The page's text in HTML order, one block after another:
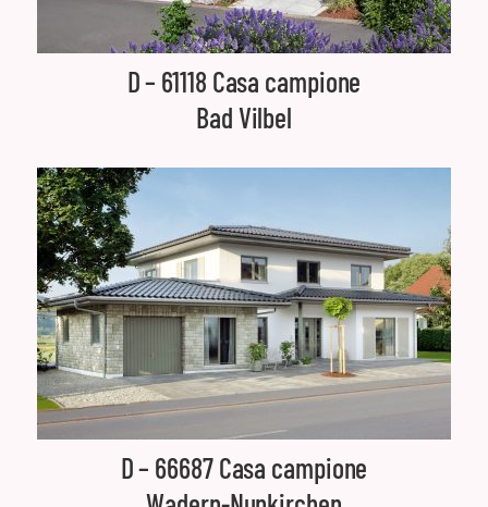
D – 61118 Casa campione
Bad Vilbel
D – 66687 Casa campione